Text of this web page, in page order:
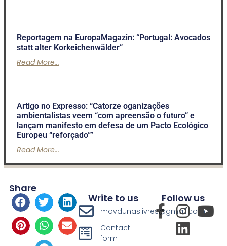
Reportagem na EuropaMagazin: “Portugal: Avocados
statt alter Korkeichenwälder”
Read More...
Artigo no Expresso: “Catorze oganizações
ambientalistas veem “com apreensão o futuro” e
lançam manifesto em defesa de um Pacto Ecológico
Europeu “reforçado””
Read More...
Share
Write to us
movdunaslivres@gmail.com
Contact
form
Follow us